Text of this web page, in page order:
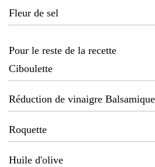
Fleur de sel
Pour le reste de la recette
Ciboulette
Réduction de vinaigre Balsamique
Roquette
Huile d'olive